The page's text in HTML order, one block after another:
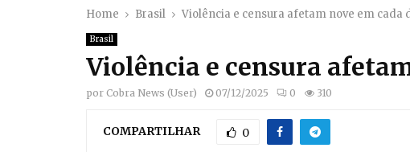
Home Brasil Violência e censura afetam nove em cada
Brasil
Violência e censura
por Cobra News (User) 07/12/2025 0 310
COMPARTILHAR 0